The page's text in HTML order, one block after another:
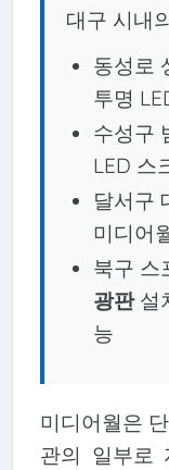
대구 시내
동성로
투명
수성구
LED 스
달서구
미디어
북구 스
광판설
능
미디어월은
관의 일부로